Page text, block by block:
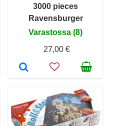
3000 pieces
Ravensburger
Varastossa (8)
27,00 €